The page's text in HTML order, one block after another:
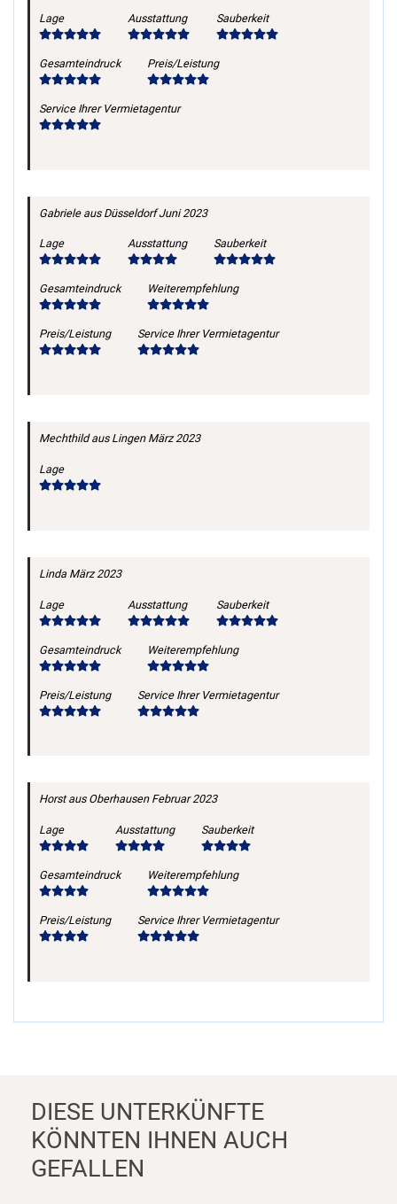
Lage Ausstattung Sauberkeit
Gesamteindruck Preis/Leistung
Service Ihrer Vermietagentur
Gabrieleaus DüsseldorfJuni 2023
Lage Ausstattung Sauberkeit
Gesamteindruck Weiterempfehlung
Preis/Leistung Service Ihrer Vermietagentur
Mechthildaus Lingen März 2023
Lage
Linda März 2023
Lage Ausstattung Sauberkeit
Gesamteindruck Weiterempfehlung
Preis/Leistung Service Ihrer Vermietagentur
Horstaus Oberhausen Februar 2023
Lage Ausstattung Sauberkeit
Gesamteindruck Weiterempfehlung
Preis/Leistung Service Ihrer Vermietagentur
DIESE UNTERKÜNFTE
KÖNNTEN IHNEN AUCH
GEFALLEN